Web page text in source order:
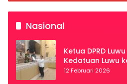
Nasional
Ketua DPRD
Kedatuan Luwu
12 Februari 2026